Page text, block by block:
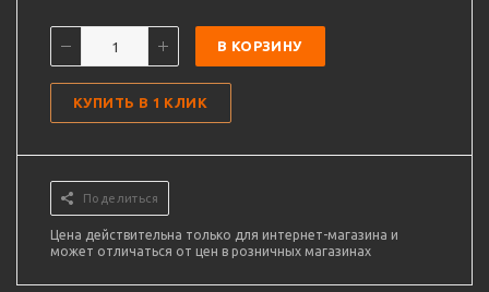
В КОРЗИНУ
КУПИТЬ В 1 КЛИК
Поделиться
Цена действительна только для интернет-магазина и
может отличаться от цен в розничных магазинах